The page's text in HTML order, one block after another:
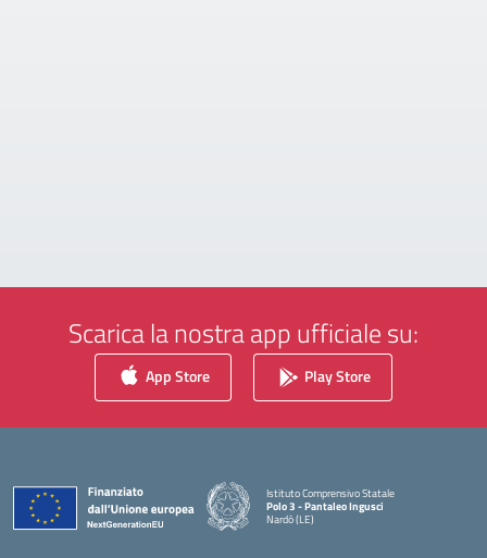
Scarica la nostra app ufficiale su:
App Store Play Store
Istituto Comprensivo Statale
Polo 3 - Pantaleo Ingusci
Nardò (LE)